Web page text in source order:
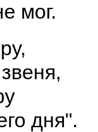
мог.
дня".